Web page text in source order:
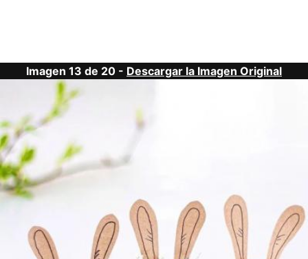
Imagen 13 de 20 - Descargar la Imagen Original